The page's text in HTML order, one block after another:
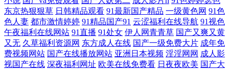
页 青草网在线 久久这里有精品6 玖玖玖玖色 九一社一至36 国产1区2视频
超碰人人艹久久 AV午夜福利导航 91每日大赛 亚洲人妻五月婷婷 97伦色
99成人大片 ts人妖另类在线 91性爱直播 亚洲性爱欧美 涩涩爱com 久热中
东京热狠狠草 日韩精品观看 91最新国产精品 一级黄色网 91色
色人妻 都市激情婷婷 91精品国产91 云涩福利在线导航 91视色
午夜福利在线网站 91直播 91处女 伊人网青青草 国产又爽又黄
又无 久草福利资源网 东方成人在线 国产一级免费大片 成年免
费视频网站 国产在线播放网站 亚洲日本视频 淫淫网网 成人影
视国产在线 深夜福利网址 欧美在线免费看 日夜夜欧美 国产大